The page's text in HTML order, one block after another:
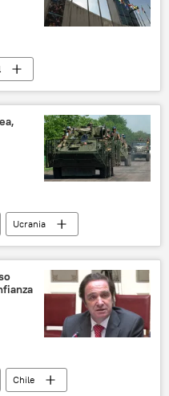
noticias
Ucrania
Chile